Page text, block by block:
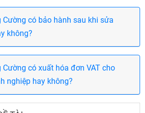
có bảo hành sau khi sửa
không?
có xuất hóa đơn VAT cho
nghiệp hay không?